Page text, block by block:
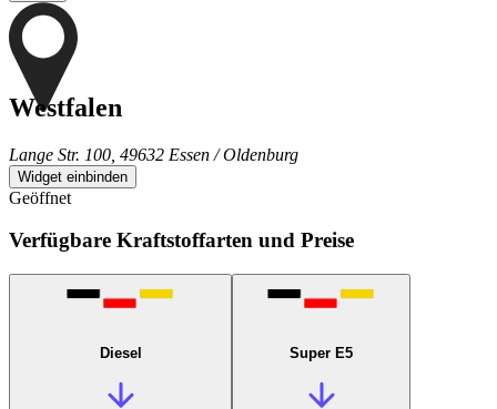
Westfalen
Lange Str. 100, 49632 Essen / Oldenburg
Widget einbinden
Geöffnet
Verfügbare Kraftstoffarten und Preise
Diesel Super E5